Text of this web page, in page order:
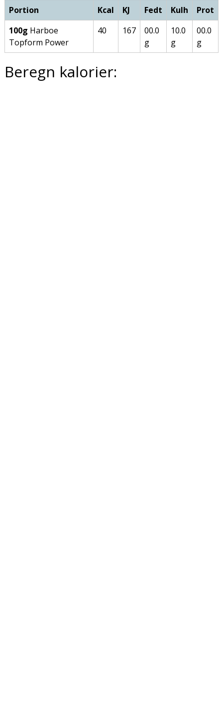
Portion Kcal KJ Fedt Kulh
Prot
100g Harboe
Topform Power
40 167
00.0
g
10.0
g
00.0
g
Beregn kalorier: